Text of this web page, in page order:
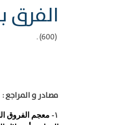
الفرق
(600) .
مصادر و المراجع :
١-
معجم الفروق